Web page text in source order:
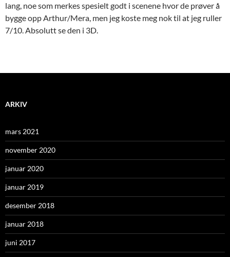
lang, noe som merkes spesielt godt i scenene hvor de prøver å
bygge opp Arthur/Mera, men jeg koste meg nok til at jeg ruller
7/10. Absolutt se den i 3D.
ARKIV
mars 2021
november 2020
januar 2020
januar 2019
desember 2018
januar 2018
juni 2017